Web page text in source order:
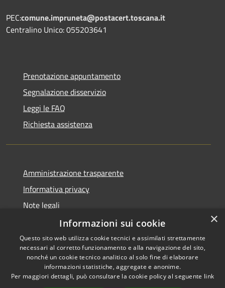
PEC:comune.impruneta@postacert.toscana.it
Centralino Unico: 055203641
Prenotazione appuntamento
Segnalazione disservizio
Leggi le FAQ
Richiesta assistenza
Amministrazione trasparente
Informativa privacy
Note legali
Dichiarazione di accessibilità
RSS
Accessibilità
Copyright © 2026 • Comune di
×
Informazioni sui cookie
Questo sito web utilizza cookie tecnici e assimilati strettamente
necessari al corretto funzionamento e alla navigazione del sito,
nonché un cookie tecnico analitico al solo fine di elaborare
informazioni statistiche, aggregate e anonime.
Per maggiori dettagli, può consultare la cookie policy al seguente link